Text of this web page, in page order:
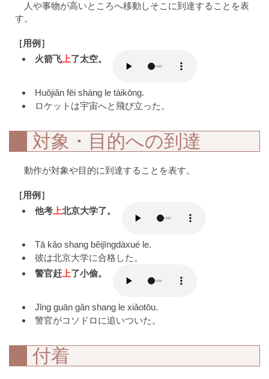
人や事物が高いところへ移動しそこに到達することを表
す。
［用例］
火箭飞 上了太空。
Huǒjiǎn fēi shàng le tàikōng.
ロケットは宇宙へと飛び立った。
対象・目的への到達
動作が対象や目的に到達することを表す。
［用例］
他考 上北京大学了。
Tā kǎo shang běijīngdàxué le.
彼は北京大学に合格した。
警官赶 上了小偷。
Jǐng guān gǎn shang le xiǎotōu.
警官がコソドロに追いついた。
付着